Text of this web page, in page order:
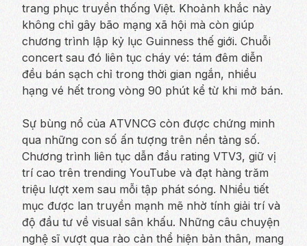
trang phục truyền thống Việt. Khoảnh khắc này
không chỉ gây bão mạng xã hội mà còn giúp
chương trình lập kỷ lục Guinness thế giới. Chuỗi
concert sau đó liên tục cháy vé: tám đêm diễn
đều bán sạch chỉ trong thời gian ngắn, nhiều
hạng vé hết trong vòng 90 phút kể từ khi mở bán.
Sự bùng nổ của ATVNCG còn được chứng minh
qua những con số ấn tượng trên nền tảng số.
Chương trình liên tục dẫn đầu rating VTV3, giữ vị
trí cao trên trending YouTube và đạt hàng trăm
triệu lượt xem sau mỗi tập phát sóng. Nhiều tiết
mục được lan truyền mạnh mẽ nhờ tính giải trí và
độ đầu tư về visual sân khấu. Những câu chuyện
nghệ sĩ vượt qua rào cản thể hiện bản thân, mang